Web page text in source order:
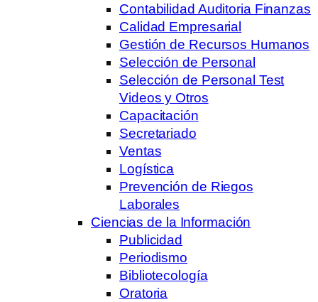
Contabilidad Auditoria Finanzas
Calidad Empresarial
Gestión de Recursos Humanos
Selección de Personal
Selección de Personal Test
Videos y Otros
Capacitación
Secretariado
Ventas
Logística
Prevención de Riegos
Laborales
Ciencias de la Información
Publicidad
Periodismo
Bibliotecología
Oratoria